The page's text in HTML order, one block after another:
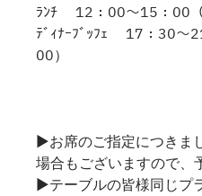
ﾗﾝﾁ 12：00～15：00（
ﾃﾞｨﾅｰﾌﾞｯﾌｪ 17：30～
00）
▶お席のご指定につきま
場合もございますので、
▶テーブルの皆様同じプ